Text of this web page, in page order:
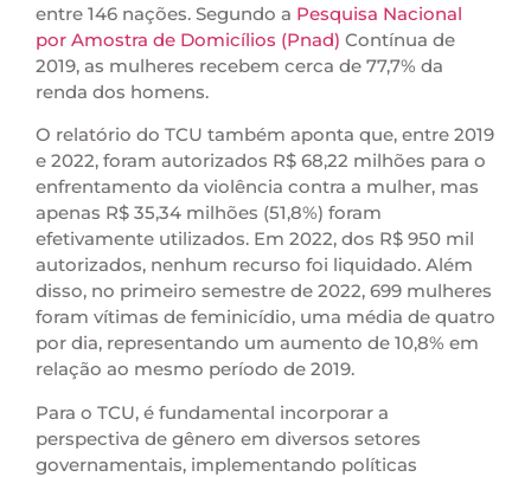
entre 146 nações. Segundo a Pesquisa Nacional
por Amostra de Domicílios (Pnad) Contínua de
2019, as mulheres recebem cerca de 77,7% da
renda dos homens.
O relatório do TCU também aponta que, entre 2019
e 2022, foram autorizados R$ 68,22 milhões para o
enfrentamento da violência contra a mulher, mas
apenas R$ 35,34 milhões (51,8%) foram
efetivamente utilizados. Em 2022, dos R$ 950 mil
autorizados, nenhum recurso foi liquidado. Além
disso, no primeiro semestre de 2022, 699 mulheres
foram vítimas de feminicídio, uma média de quatro
por dia, representando um aumento de 10,8% em
relação ao mesmo período de 2019.
Para o TCU, é fundamental incorporar a
perspectiva de gênero em diversos setores
governamentais, implementando políticas